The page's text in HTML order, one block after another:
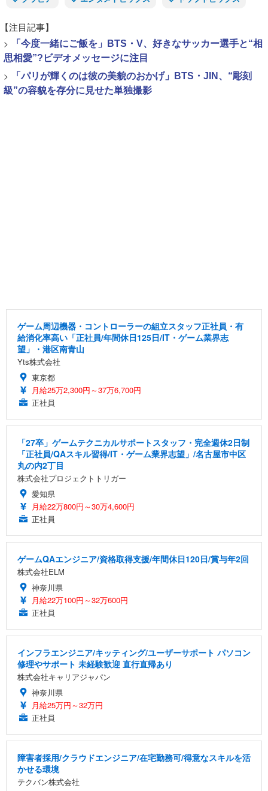
【注目記事】
>
「今度一緒にご飯を」BTS・V、好きなサッカー選手と“相
思相愛”?ビデオメッセージに注目
>
「パリが輝くのは彼の美貌のおかげ」BTS・JIN、“彫刻
級”の容貌を存分に見せた単独撮影
ゲーム周辺機器・コントローラーの組立スタッフ正社員・有
給消化率高い「正社員/年間休日125日/IT・ゲーム業界志
望」・港区南青山
Yts株式会社
東京都
月給25万2,300円～37万6,700円
正社員
「27卒」ゲームテクニカルサポートスタッフ・完全週休2日制
「正社員/QAスキル習得/IT・ゲーム業界志望」/名古屋市中区
丸の内2丁目
株式会社プロジェクトトリガー
愛知県
月給22万800円～30万4,600円
正社員
ゲームQAエンジニア/資格取得支援/年間休日120日/賞与年2回
株式会社ELM
神奈川県
月給22万100円～32万600円
正社員
インフラエンジニア/キッティング/ユーザーサポート パソコン
修理やサポート 未経験歓迎 直行直帰あり
株式会社キャリアジャパン
神奈川県
月給25万円～32万円
正社員
障害者採用/クラウドエンジニア/在宅勤務可/得意なスキルを活
かせる環境
テクバン株式会社